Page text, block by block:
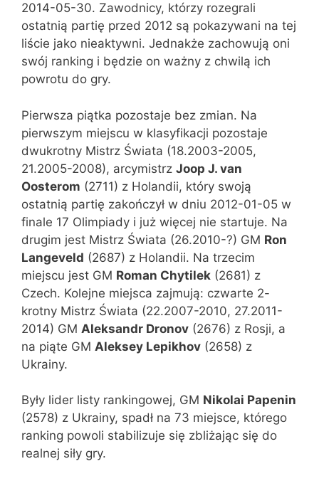
2014-05-30. Zawodnicy, którzy rozegrali
ostatnią partię przed 2012 są pokazywani na tej
liście jako nieaktywni. Jednakże zachowują oni
swój ranking i będzie on ważny z chwilą ich
powrotu do gry.
Pierwsza piątka pozostaje bez zmian. Na
pierwszym miejscu w klasyfikacji pozostaje
dwukrotny Mistrz Świata (18.2003-2005,
21.2005-2008), arcymistrz Joop J. van
Oosterom (2711) z Holandii, który swoją
ostatnią partię zakończył w dniu 2012-01-05 w
finale 17 Olimpiady i już więcej nie startuje. Na
drugim jest Mistrz Świata (26.2010-?) GM Ron
Langeveld (2687) z Holandii. Na trzecim
miejscu jest GM Roman Chytilek (2681) z
Czech. Kolejne miejsca zajmują: czwarte 2-
krotny Mistrz Świata (22.2007-2010, 27.2011-
2014) GM Aleksandr Dronov (2676) z Rosji, a
na piąte GM Aleksey Lepikhov (2658) z
Ukrainy.
Były lider listy rankingowej, GM Nikolai Papenin
(2578) z Ukrainy, spadł na 73 miejsce, którego
ranking powoli stabilizuje się zbliżając się do
realnej siły gry.